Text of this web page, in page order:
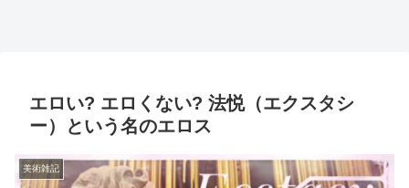
エロい? エロくない? 法悦（エクスタシ
ー）という名のエロス
美術雑記